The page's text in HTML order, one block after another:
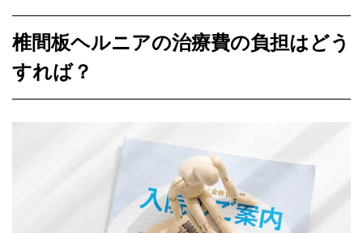
椎間板ヘルニアの治療費の負担はどう
すれば？